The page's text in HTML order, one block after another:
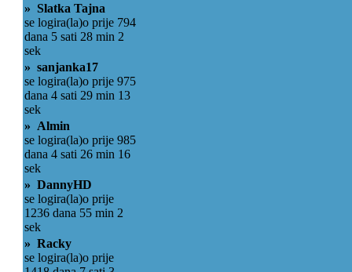
» Slatka Tajna
se logira(la)o prije 794
dana 5 sati 28 min 2
sek
» sanjanka17
se logira(la)o prije 975
dana 4 sati 29 min 13
sek
» Almin
se logira(la)o prije 985
dana 4 sati 26 min 16
sek
» DannyHD
se logira(la)o prije
1236 dana 55 min 2
sek
» Racky
se logira(la)o prije